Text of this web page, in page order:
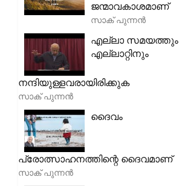
ജന്മാവകാശമാണ്
സാക് പുന്നൻ
എല്ലാ സമയത്തും
എല്ലാറ്റിനും
നന്ദിയുള്ളവരായിരിക്കുക
സാക് പുന്നൻ
ദൈവം
പ്രോത്സാഹനത്തിന്റെ ദൈവമാണ്
സാക് പുന്നൻ